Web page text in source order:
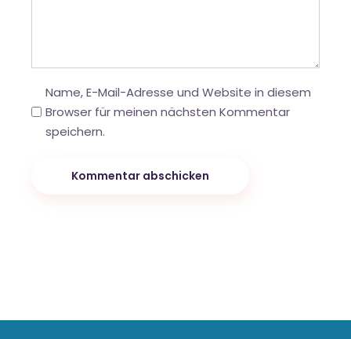
Name, E-Mail-Adresse und Website in diesem
Browser für meinen nächsten Kommentar
speichern.
Kommentar abschicken